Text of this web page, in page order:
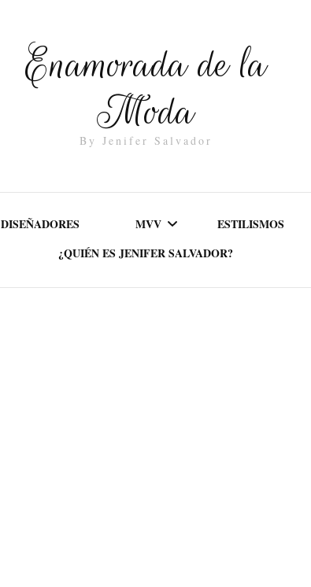
Enamorada de la
Moda
By Jenifer Salvador
DISEÑADORES MVV ESTILISMOS
¿QUIÉN ES JENIFER SALVADOR?